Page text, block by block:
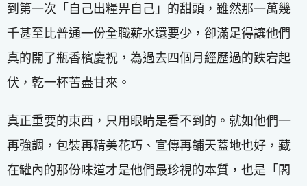
到第一次「自己出糧畀自己」的甜頭，雖然那一萬幾
千甚至比普通一份全職薪水還要少，卻滿足得讓他們
真的開了瓶香檳慶祝，為過去四個月經歷過的跌宕起
伏，乾一杯苦盡甘來。
真正重要的東西，只用眼睛是看不到的。就如他們一
再強調，包裝再精美花巧、宣傳再鋪天蓋地也好，藏
在罐內的那份味道才是他們最珍視的本質，也是「閣